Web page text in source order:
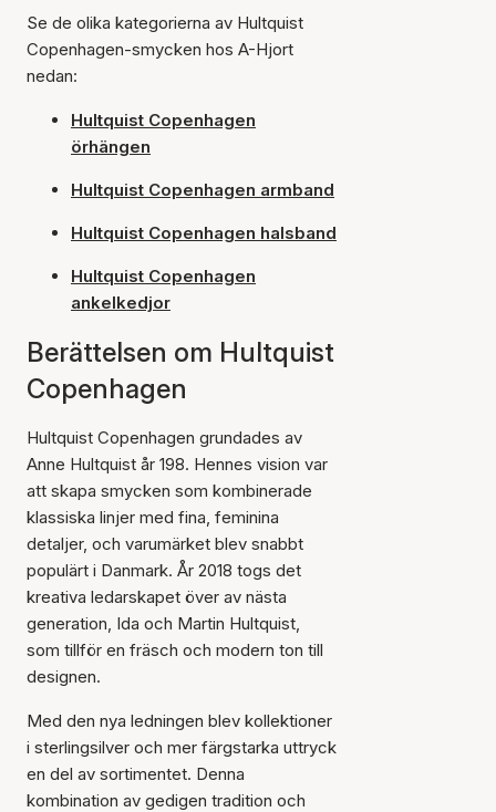
Se de olika kategorierna av Hultquist
Copenhagen-smycken hos A-Hjort
nedan:
Hultquist Copenhagen
örhängen
Hultquist Copenhagen armband
Hultquist Copenhagen halsband
Hultquist Copenhagen
ankelkedjor
Berättelsen om Hultquist
Copenhagen
Hultquist Copenhagen grundades av
Anne Hultquist år 198. Hennes vision var
att skapa smycken som kombinerade
klassiska linjer med fina, feminina
detaljer, och varumärket blev snabbt
populärt i Danmark. År 2018 togs det
kreativa ledarskapet över av nästa
generation, Ida och Martin Hultquist,
som tillför en fräsch och modern ton till
designen.
Med den nya ledningen blev kollektioner
i sterlingsilver och mer färgstarka uttryck
en del av sortimentet. Denna
kombination av gedigen tradition och